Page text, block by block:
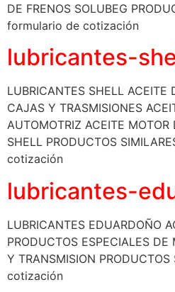
DE FRENOS SOLUBEG
formulario de cotización
lubricantes-
LUBRICANTES SHELL ACEITE
CAJAS Y TRASMISIONES
AUTOMOTRIZ ACEITE MOTOR
SHELL PRODUCTOS
cotización
lubricantes-
LUBRICANTES EDUARDOÑO
PRODUCTOS ESPECIALES
Y TRANSMISION
cotización